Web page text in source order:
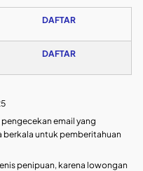
DAFTAR
DAFTAR
email yang
berkala untuk pemberitahuan
penipuan, karena lowongan